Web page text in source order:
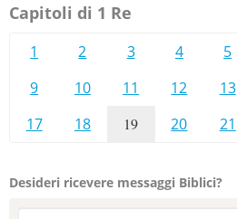
Capitoli di 1 Re
1 2 3 4 5
9
10 11 12 13
17
18 19 20 21
Desideri ricevere messaggi Biblici?